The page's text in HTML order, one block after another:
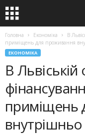
Головна Економіка
В
приміщень для проживання
ЕКОНОМІКА
В Львіській
приміщень